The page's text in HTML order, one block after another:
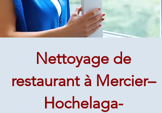
Nettoyage de
restaurant à Mercier–
Hochelaga-